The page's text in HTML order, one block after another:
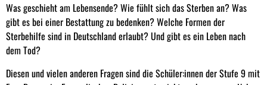
Was geschieht am Lebensende? Wie fühlt sich das Sterben an? Was
gibt es bei einer Bestattung zu bedenken? Welche Formen der
Sterbehilfe sind in Deutschland erlaubt? Und gibt es ein Leben nach
dem Tod?
Diesen und vielen anderen Fragen sind die Schüler:innen der Stufe 9 mit